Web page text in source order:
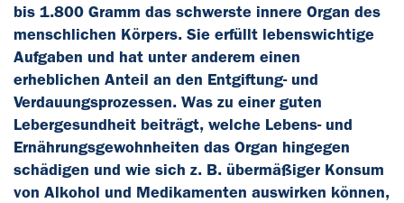
bis 1.800 Gramm das schwerste innere Organ des
menschlichen Körpers. Sie erfüllt lebenswichtige
Aufgaben und hat unter anderem einen
erheblichen Anteil an den Entgiftung- und
Verdauungsprozessen. Was zu einer guten
Lebergesundheit beiträgt, welche Lebens- und
Ernährungsgewohnheiten das Organ hingegen
schädigen und wie sich z. B. übermäßiger Konsum
von Alkohol und Medikamenten auswirken können,